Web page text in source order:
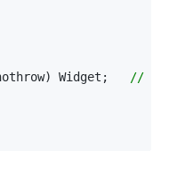
Widget;
//